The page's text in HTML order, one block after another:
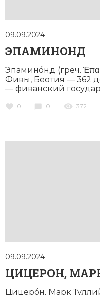
Нумизматика
Общественные
Политическая
Революции и
СССР
09.09.2024
ЭПАМИНОНД
Эпаминóнд (греч.
Фивы, Беотия — 362
— фиванский
0 0 372
09.09.2024
ЦИЦЕРОН,
Цицерóн, Марк